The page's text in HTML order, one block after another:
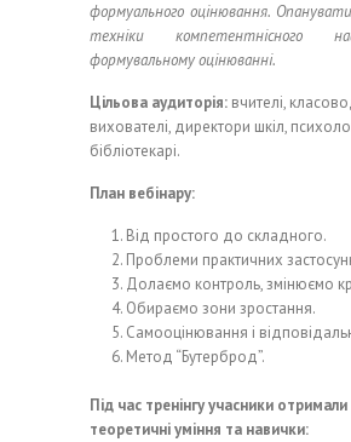
формуального оцінювання.
техніки компетентнісного
формувальному оцінюванні.
Цільова аудиторія: вчителі,
вихователі, директори шкіл,
бібліотекарі.
План вебінару:
Від простого до складного.
Проблеми практичних
Долаємо контроль, змінюємо
Обираємо зони зростання.
Самооцінювання і
Метод “Бутерброд”.
Під час тренінгу учасники
теоретичні уміння та навички: